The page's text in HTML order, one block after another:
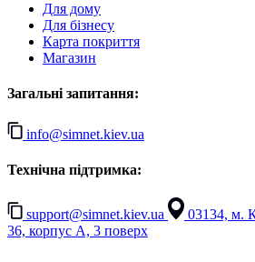
Для дому
Для бізнесу
Карта покриття
Магазин
Загальні запитання:
info@simnet.kiev.ua
Технічна підтримка:
support@simnet.kiev.ua
03134, м.
36, корпус А, 3 поверх